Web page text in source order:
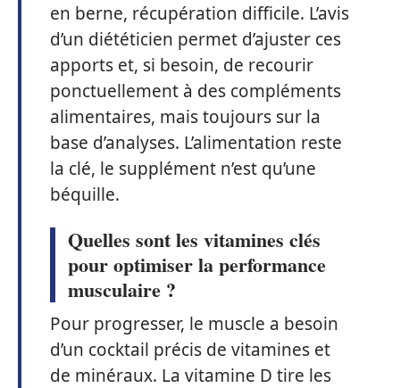
en berne, récupération difficile. L’avis
d’un diététicien permet d’ajuster ces
apports et, si besoin, de recourir
ponctuellement à des compléments
alimentaires, mais toujours sur la
base d’analyses. L’alimentation reste
la clé, le supplément n’est qu’une
béquille.
Quelles sont les vitamines clés
pour optimiser la performance
musculaire ?
Pour progresser, le muscle a besoin
d’un cocktail précis de vitamines et
de minéraux. La vitamine D tire les